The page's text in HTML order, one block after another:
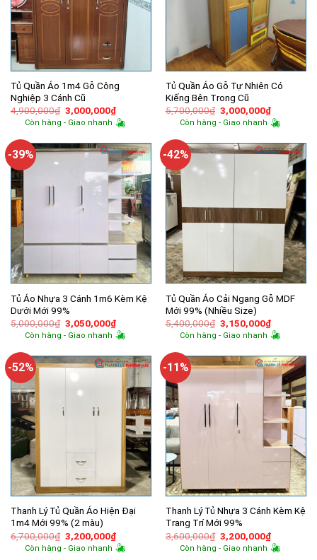
Tủ Quần Áo 1m4 Gỗ Công
Nghiệp 3 Cánh Cũ
4,900,000₫ Giá
gốc
là:
3,000,000₫Giá
hiện
tại
3,000,000₫.
Còn hàng - Giao nhanh
Tủ Quần Áo Gỗ Tự Nhiên Có
Kiếng Bên Trong Cũ
5,700,000₫ Giá
gốc
là:
3,000,000₫Giá
hiện
tại
Còn hàng - Giao nhanh
-39%
Tủ Áo Nhựa 3 Cánh 1m6 Kèm Kệ
Dưới Mới 99%
5,000,000₫ Giá
gốc
là:
3,050,000₫Giá
hiện
tại
3,050,000₫.
Còn hàng - Giao nhanh
-42%
Tủ Quần Áo Cải Ngang Gỗ MDF
Mới 99% (Nhiều Size)
5,400,000₫ Giá
gốc
là:
3,150,000₫Giá
hiện
tại
Còn hàng - Giao nhanh
-52%
Thanh Lý Tủ Quần Áo Hiện Đại
1m4 Mới 99% (2 màu)
6,700,000₫ Giá
gốc
là:
3,200,000₫Giá
hiện
tại
Còn hàng - Giao nhanh
-11%
Thanh Lý Tủ Nhựa 3 Cánh Kèm Kệ
Trang Trí Mới 99%
3,600,000₫ Giá
gốc
là:
3,200,000₫Giá
hiện
tại
Còn hàng - Giao nhanh